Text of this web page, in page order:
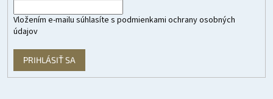
Vložením e-mailu súhlasíte s podmienkami ochrany osobných
údajov
PRIHLÁSIŤ SA